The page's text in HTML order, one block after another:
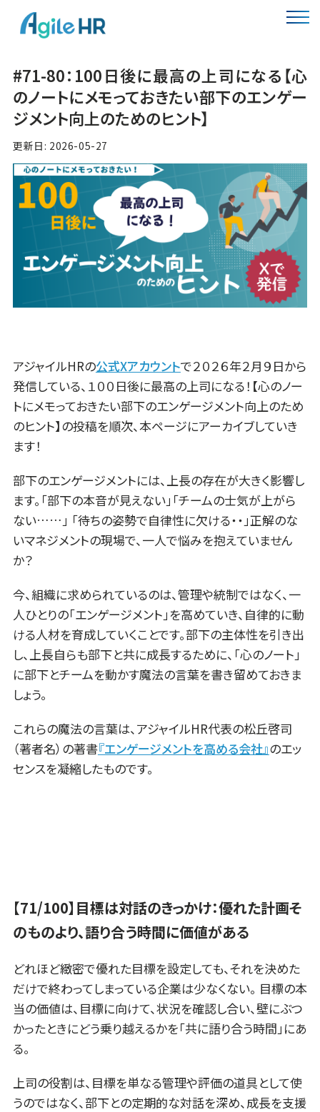
#71-80：100日後に最高の上司になる【心
のノートにメモっておきたい部下のエンゲー
ジメント向上のためのヒント】
更新日: 2026-05-27
アジャイルHRの公式Xアカウントで２０２６年２月９日から
発信している、１００日後に最高の上司になる！【心のノー
トにメモっておきたい部下のエンゲージメント向上のため
のヒント】の投稿を順次、本ページにアーカイブしていき
ます！
部下のエンゲージメントには、上長の存在が大きく影響し
ます。「部下の本音が見えない」「チームの士気が上がら
ない……」 「待ちの姿勢で自律性に欠ける・・」正解のな
いマネジメントの現場で、一人で悩みを抱えていません
か？
今、組織に求められているのは、管理や統制ではなく、一
人ひとりの「エンゲージメント」を高めていき、自律的に動
ける人材を育成していくことです。部下の主体性を引き出
し、上長自らも部下と共に成長するために、「心のノート」
に部下とチームを動かす魔法の言葉を書き留めておきま
しょう。
これらの魔法の言葉は、アジャイルHR代表の松丘啓司
（著者名）の著書『エンゲージメントを高める会社』のエッ
センスを凝縮したものです。
【71/100】目標は対話のきっかけ：優れた計画そ
のものより、語り合う時間に価値がある
どれほど緻密で優れた目標を設定しても、それを決めた
だけで終わってしまっている企業は少なくない。 目標の本
当の価値は、目標に向けて、状況を確認し合い、壁にぶつ
かったときにどう乗り越えるかを「共に語り合う時間」にあ
る。
上司の役割は、目標を単なる管理や評価の道具として使
うのではなく、部下との定期的な対話を深め、成長を支援